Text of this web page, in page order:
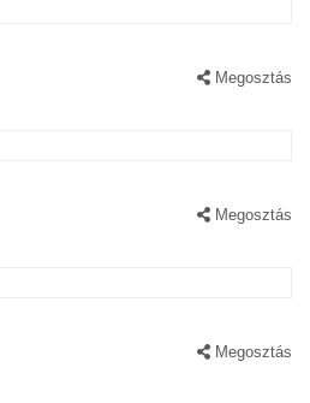
Megosztás
Megosztás
Megosztás